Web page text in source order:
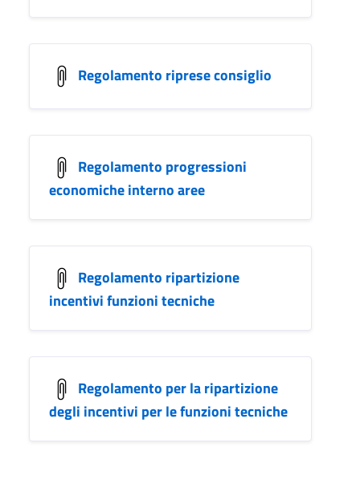
Regolamento riprese consiglio
Regolamento progressioni
economiche interno aree
Regolamento ripartizione
incentivi funzioni tecniche
Regolamento per la ripartizione
degli incentivi per le funzioni tecniche